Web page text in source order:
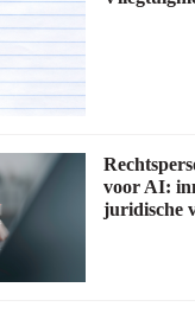
voor AI:
juridische